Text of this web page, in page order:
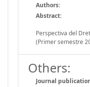
Authors:
Abstract:
Perspectiva del
(Primer semestre
Others:
Journal